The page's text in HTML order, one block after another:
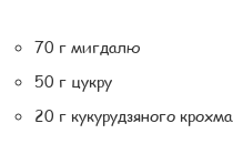
70 г мигдалю
50 г цукру
20 г кукурудзяного